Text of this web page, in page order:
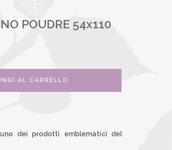
POUDRE 54x110
AL CARRELLO
dei prodotti emblematici del